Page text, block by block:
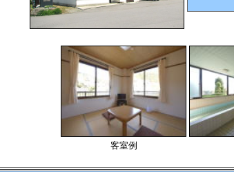
客室例